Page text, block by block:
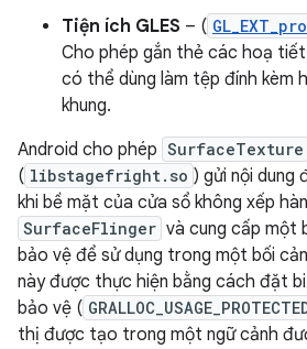
Tiện ích GLES – (
Cho phép gắn thẻ các hoạ
có thể dùng làm tệp đính kèm
khung.
Android cho phép SurfaceTexture
( libstagefright.so ) gửi nội dung
khi bề mặt của cửa sổ không xếp
SurfaceFlinger và cung cấp một
bảo vệ để sử dụng trong một bối
này được thực hiện bằng cách đặt
bảo vệ (
thị được tạo trong một ngữ cảnh